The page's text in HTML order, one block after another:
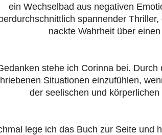
ein Wechselbad aus negativen
spannender
nackte Wahrheit über
stehe ich Corinna bei.
Situationen einzufühlen,
der seelischen und
lege ich das Buch zur Seite und